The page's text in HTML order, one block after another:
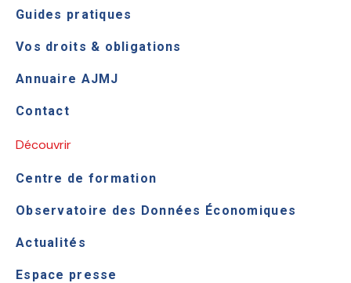
Guides pratiques
Vos droits & obligations
Annuaire AJMJ
Contact
Découvrir
Centre de formation
Observatoire des Données Économiques
Actualités
Espace presse